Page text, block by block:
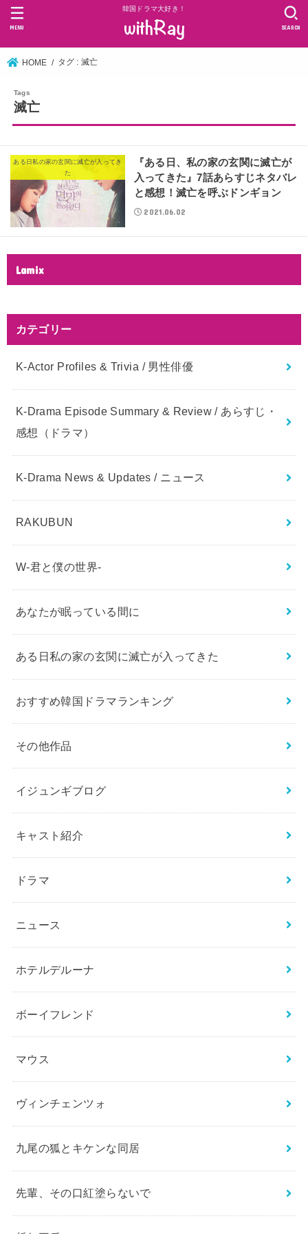
韓国ドラマ大好き！
SEARCH
MENU
HOME タグ : 滅亡
滅亡
ある日私の家の玄関に滅亡が入ってき
た
『ある日、私の家の玄関に滅亡が
入ってきた』7話あらすじネタバレ
と感想！滅亡を呼ぶドンギョン
2021.06.02
Lamix
カテゴリー
K-Actor Profiles & Trivia / 男性俳優
K-Drama Episode Summary & Review / あらすじ・
感想（ドラマ）
K-Drama News & Updates / ニュース
RAKUBUN
W-君と僕の世界-
あなたが眠っている間に
ある日私の家の玄関に滅亡が入ってきた
おすすめ韓国ドラマランキング
その他作品
イジュンギブログ
キャスト紹介
ドラマ
ニュース
ホテルデルーナ
ボーイフレンド
マウス
ヴィンチェンツォ
九尾の狐とキケンな同居
先輩、その口紅塗らないで